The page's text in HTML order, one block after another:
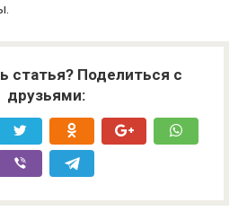
статья? Поделиться с
друзьями: